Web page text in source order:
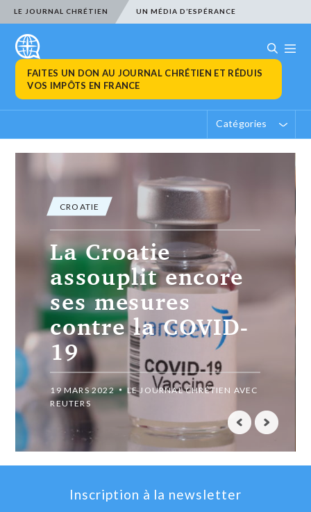
LE JOURNAL CHRÉTIEN UN MÉDIA D’ESPÉRANCE
FAITES UN DON AU JOURNAL CHRÉTIEN ET RÉDUIS
VOS IMPÔTS EN FRANCE
Catégories
CROATIE
La Croatie
assouplit encore
ses mesures
contre la COVID-
19
19 MARS 2022
LE JOURNAL CHRÉTIEN AVEC
REUTERS
Inscription à la newsletter